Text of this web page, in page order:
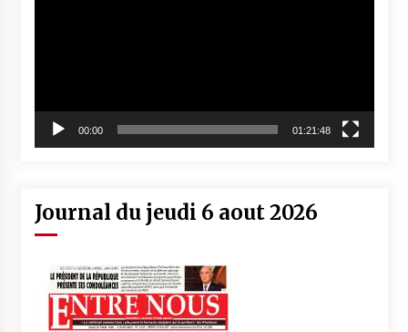
00:00 01:21:48
Journal du jeudi 6 aout 2026